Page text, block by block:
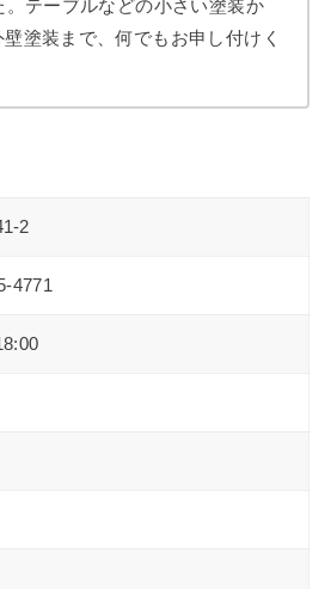
。テーブルなどの小さい塗装か
塗装まで、何でもお申し付けく
2-41-2
4771